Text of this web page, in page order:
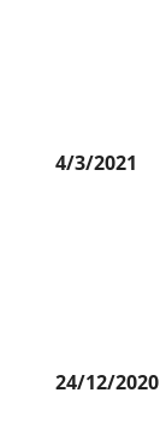
4/3/2021
24/12/2020